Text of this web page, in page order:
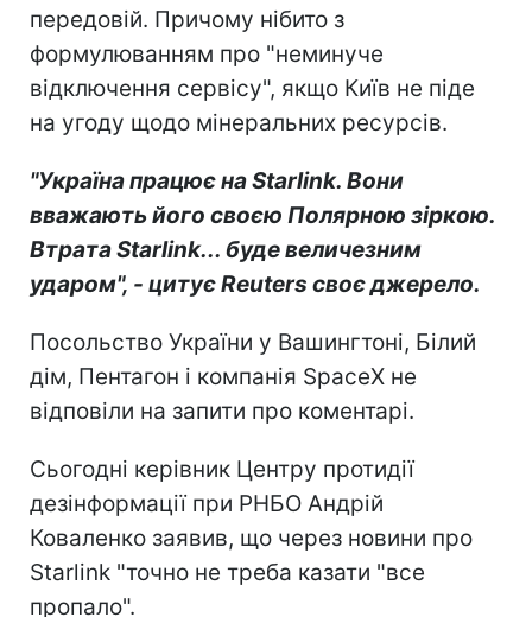
передовій. Причому нібито з
формулюванням про "неминуче
відключення сервісу", якщо Київ не піде
на угоду щодо мінеральних ресурсів.
"Україна працює на Starlink. Вони
вважають його своєю Полярною зіркою.
Втрата Starlink... буде величезним
ударом", - цитує Reuters своє джерело.
Посольство України у Вашингтоні, Білий
дім, Пентагон і компанія SpaceX не
відповіли на запити про коментарі.
Сьогодні керівник Центру протидії
дезінформації при РНБО Андрій
Коваленко заявив, що через новини про
Starlink "точно не треба казати "все
пропало".